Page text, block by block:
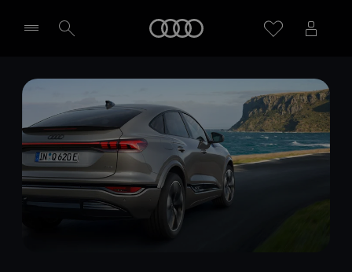
Händler wählen